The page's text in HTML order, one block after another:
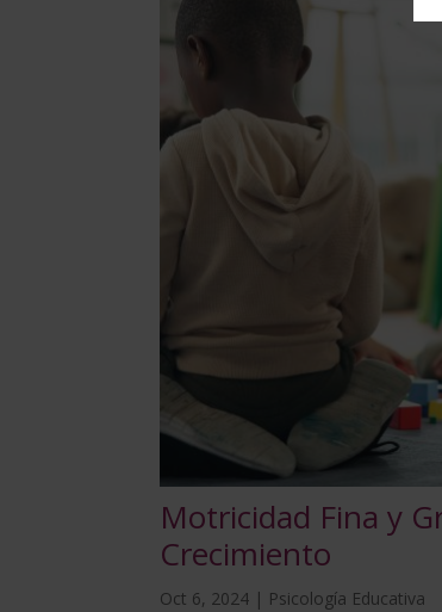
Motricidad Fina y
Crecimiento
Oct 6, 2024 | Psicología Educativa